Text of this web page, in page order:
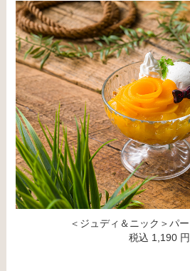
＜ジュディ＆ニック＞パ
税込 1,190 円